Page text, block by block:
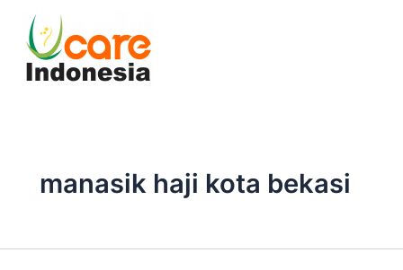
content
manasik haji kota bekasi